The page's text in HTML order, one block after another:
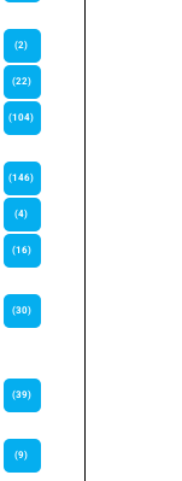
(2)
(22)
(104)
(146)
(4)
(16)
(30)
(39)
(9)